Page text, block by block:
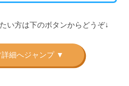
い方は下のボタンからどうぞ↓